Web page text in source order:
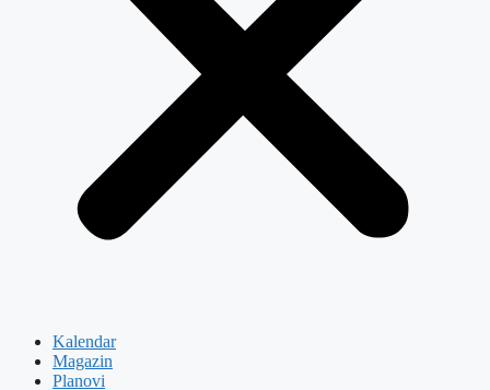
Kalendar
Magazin
Planovi